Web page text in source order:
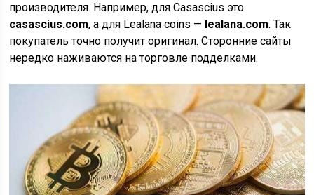
производителя. Например, для Casascius это
casascius.com, а для Lealana coins — lealana.com. Так
покупатель точно получит оригинал. Сторонние сайты
нередко наживаются на торговле подделками.